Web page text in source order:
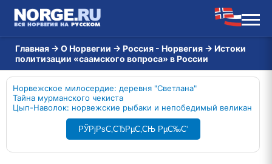
Главная → О Норвегии → Россия - Норвегия → Истоки
политизации «саамского вопроса» в России
Норвежское милосердие: деревня "Светлана"
Тайна мурманского чекиста
Цып-Наволок: норвежские рыбаки и непобедимый великан
РЎРјРѕС‚СЂРµС‚СЊ РµС‰С‘